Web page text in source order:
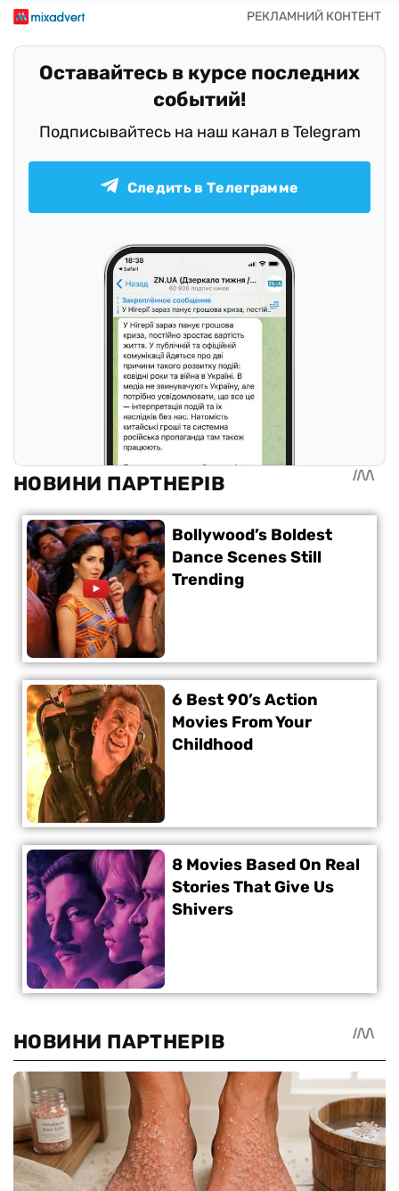
Оставайтесь в курсе последних
событий!
Подписывайтесь на наш канал в Telegram
Следить в Телеграмме